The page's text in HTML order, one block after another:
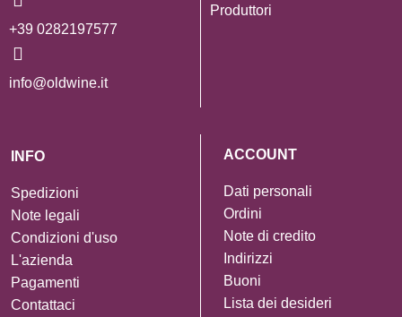
+39 0282197577
info@oldwine.it
Produttori
INFO
Spedizioni
Note legali
Condizioni d'uso
L'azienda
Pagamenti
Contattaci
ACCOUNT
Dati personali
Ordini
Note di credito
Indirizzi
Buoni
Lista dei desideri